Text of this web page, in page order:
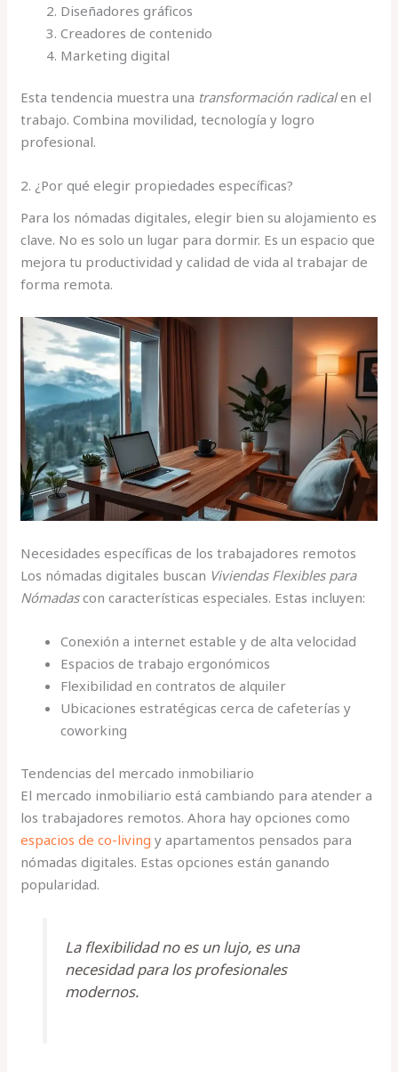
Diseñadores gráficos
Creadores de contenido
Marketing digital
Esta tendencia muestra una transformación radicalen el
trabajo. Combina movilidad, tecnología y logro
profesional.
2. ¿Por qué elegir propiedades específicas?
Para los nómadas digitales, elegir bien su alojamiento es
clave. No es solo un lugar para dormir. Es un espacio que
mejora tu productividad y calidad de vida al trabajar de
forma remota.
Necesidades específicas de los trabajadores remotos
Los nómadas digitales buscan Viviendas Flexibles para
Nómadascon características especiales. Estas incluyen:
Conexión a internet estable y de alta velocidad
Espacios de trabajo ergonómicos
Flexibilidad en contratos de alquiler
Ubicaciones estratégicas cerca de cafeterías y
coworking
Tendencias del mercado inmobiliario
El mercado inmobiliario está cambiando para atender a
los trabajadores remotos. Ahora hay opciones como
espacios de co-living y apartamentos pensados para
nómadas digitales. Estas opciones están ganando
popularidad.
La flexibilidad no es un lujo, es una
necesidad para los profesionales
modernos.